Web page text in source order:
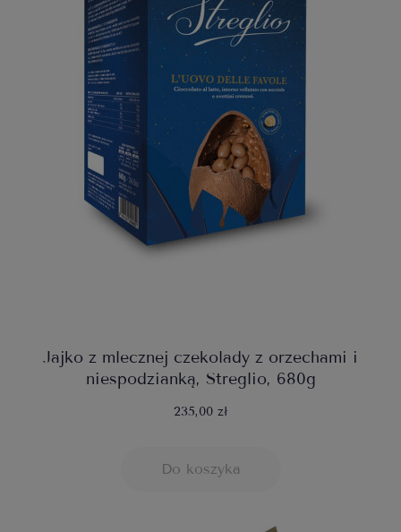
Jajko z mlecznej czekolady z orzechami i
niespodzianką, Streglio, 680g
235,00 zł
Do koszyka